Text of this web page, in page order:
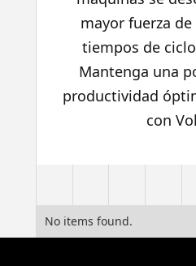
mayor fuerza
tiempos de
Mantenga una
productividad
con
No items found.